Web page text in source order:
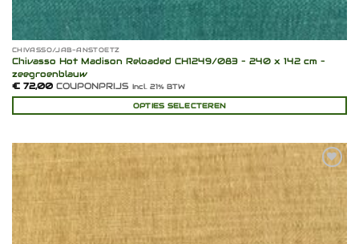
CHIVASSO/JAB-ANSTOETZ
Chivasso Hot Madison Reloaded CH1249/083 – 240 x 142 cm –
zeegroenblauw
€72,00COUPONPRIJS Incl. 21% BTW
OPTIES SELECTEREN
Toevoegen
aan
verlanglijst